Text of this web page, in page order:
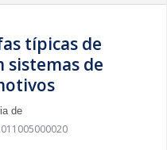
típicas de
sistemas de
de